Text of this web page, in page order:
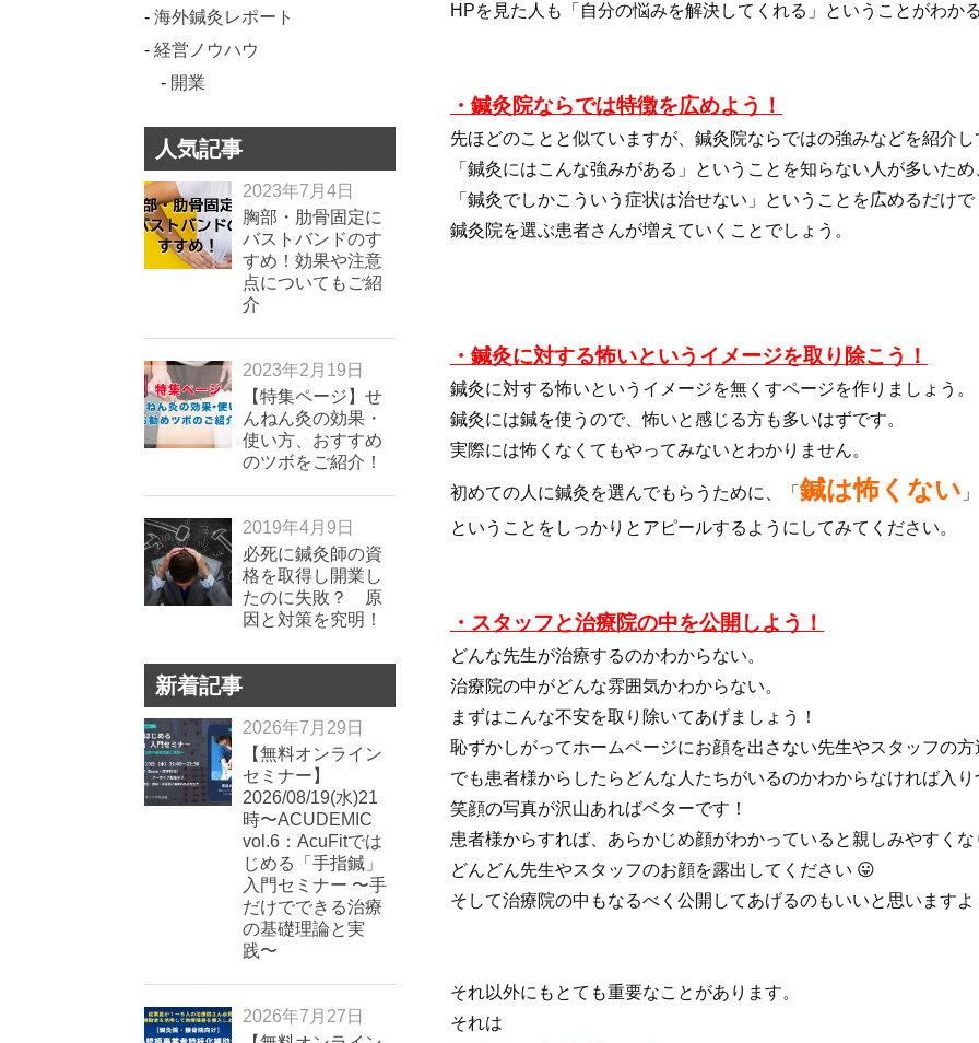
HPを見た人も「自分の悩みを解決してくれる」ということがわか
・鍼灸院ならでは特徴を広めよう！
先ほどのことと似ていますが、鍼灸院ならではの強みなどを紹介し
「鍼灸にはこんな強みがある」ということを知らない人が多いため
「鍼灸でしかこういう症状は治せない」ということを広めるだけで
鍼灸院を選ぶ患者さんが増えていくことでしょう。
・鍼灸に対する怖いというイメージを取り除こう！
鍼灸に対する怖いというイメージを無くすページを作りましょう。
鍼灸には鍼を使うので、怖いと感じる方も多いはずです。
実際には怖くなくてもやってみないとわかりません。
初めての人に鍼灸を選んでもらうために、「 鍼は怖くない 」
ということをしっかりとアピールするようにしてみてください。
・スタッフと治療院の中を公開しよう！
どんな先生が治療するのかわからない。
治療院の中がどんな雰囲気かわからない。
まずはこんな不安を取り除いてあげましょう！
恥ずかしがってホームページにお顔を出さない先生やスタッフの方
でも患者様からしたらどんな人たちがいるのかわからなければ入り
笑顔の写真が沢山あればベターです！
患者様からすれば、あらかじめ顔がわかっていると親しみやすくな
どんどん先生やスタッフのお顔を露出してください 😛
そして治療院の中もなるべく公開してあげるのもいいと思いますよ
それ以外にもとても重要なことがあります。
それは
海外鍼灸レポート
経営ノウハウ
開業
人気記事
2023年7月4日
胸部・肋骨固定に
バストバンドのす
すめ！効果や注意
点についてもご紹
介
2023年2月19日
【特集ページ】せ
んねん灸の効果・
使い方、おすすめ
のツボをご紹介！
2019年4月9日
必死に鍼灸師の資
格を取得し開業し
たのに失敗？ 原
因と対策を究明！
新着記事
2026年7月29日
【無料オンライン
セミナー】
2026/08/19(水)21
時〜ACUDEMIC
vol.6：AcuFitでは
じめる「手指鍼」
入門セミナー 〜手
だけでできる治療
の基礎理論と実
践〜
2026年7月27日